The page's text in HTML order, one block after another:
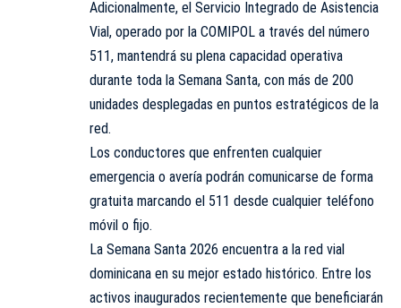
Adicionalmente, el Servicio Integrado de Asistencia
Vial, operado por la COMIPOL a través del número
511, mantendrá su plena capacidad operativa
durante toda la Semana Santa, con más de 200
unidades desplegadas en puntos estratégicos de la
red.
Los conductores que enfrenten cualquier
emergencia o avería podrán comunicarse de forma
gratuita marcando el 511 desde cualquier teléfono
móvil o fijo.
La Semana Santa 2026 encuentra a la red vial
dominicana en su mejor estado histórico. Entre los
activos inaugurados recientemente que beneficiarán